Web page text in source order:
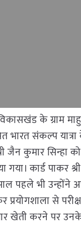
के ग्राम
संकल्प यात्रा
जैन कुमार सिन्हा
गया। कार्ड पाकर
पहले भी उन्होंने
प्रयोगशाला से
खेती करने पर